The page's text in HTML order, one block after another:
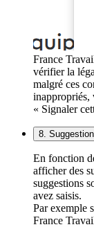
France
vérifier la
malgré ces
inappropriés,
« Signaler
8.
En fonction
afficher des
suggestions
avez saisis.
Par exemple
France